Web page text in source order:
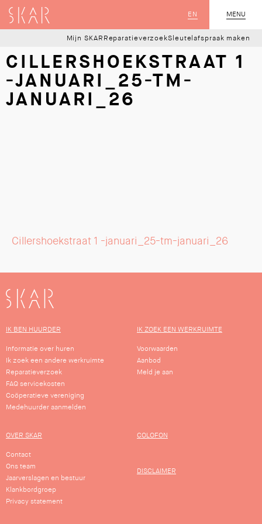
MENU
SLUIT
EN
SKAR
Mijn SKAR ReparatieverzoekSleutelafspraak maken
CILLERSHOEKSTRAAT 1
-JANUARI_25-TM-
JANUARI_26
Cillershoekstraat 1 -januari_25-tm-januari_26
SKAR
IK BEN HUURDER
Informatie over huren
Ik zoek een andere werkruimte
Reparatieverzoek
FAQ servicekosten
Coöperatieve vereniging
Medehuurder aanmelden
IK ZOEK EEN WERKRUIMTE
Voorwaarden
Aanbod
Meld je aan
OVER SKAR
Contact
Ons team
Jaarverslagen en bestuur
Klankbordgroep
Privacy statement
COLOFON
DISCLAIMER